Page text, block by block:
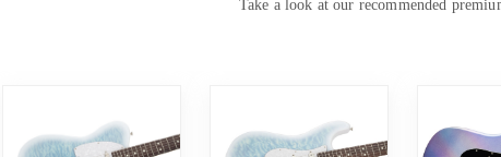
Take a look at our recommended